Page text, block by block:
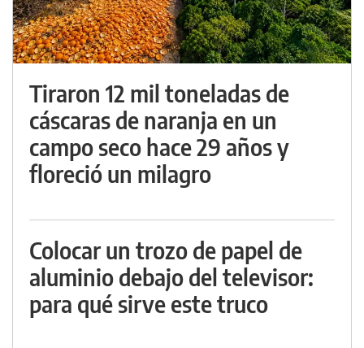
Tiraron 12 mil toneladas de
cáscaras de naranja en un
campo seco hace 29 años y
floreció un milagro
Colocar un trozo de papel de
aluminio debajo del televisor:
para qué sirve este truco